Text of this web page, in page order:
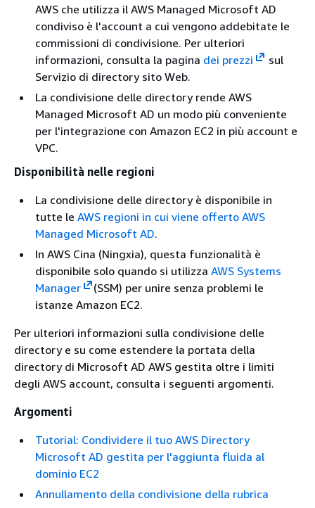
AWS che utilizza il AWS Managed Microsoft AD
condiviso è l'account a cui vengono addebitate le
commissioni di condivisione. Per ulteriori
informazioni, consulta la pagina dei prezzi
sul
Servizio di directory sito Web.
La condivisione delle directory rende AWS
Managed Microsoft AD un modo più conveniente
per l'integrazione con Amazon EC2 in più account e
VPC.
Disponibilità nelle regioni
La condivisione delle directory è disponibile in
tutte le AWS regioni in cui viene offerto AWS
Managed Microsoft AD.
In AWS Cina (Ningxia), questa funzionalità è
disponibile solo quando si utilizza AWS Systems
Manager
(SSM) per unire senza problemi le
istanze Amazon EC2.
Per ulteriori informazioni sulla condivisione delle
directory e su come estendere la portata della
directory di Microsoft AD AWS gestita oltre i limiti
degli AWS account, consulta i seguenti argomenti.
Argomenti
Tutorial: Condividere il tuo AWS Directory
Microsoft AD gestita per l'aggiunta fluida al
dominio EC2
Annullamento della condivisione della rubrica